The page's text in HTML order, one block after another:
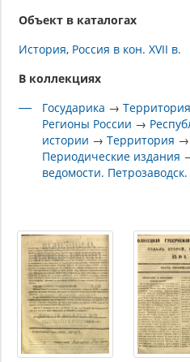
Объект в каталогах
История Россия в кон. XVII в.
В коллекциях
Государика →
Регионы России →
истории →Территория
Периодические издания
ведомости. Петрозаводск.